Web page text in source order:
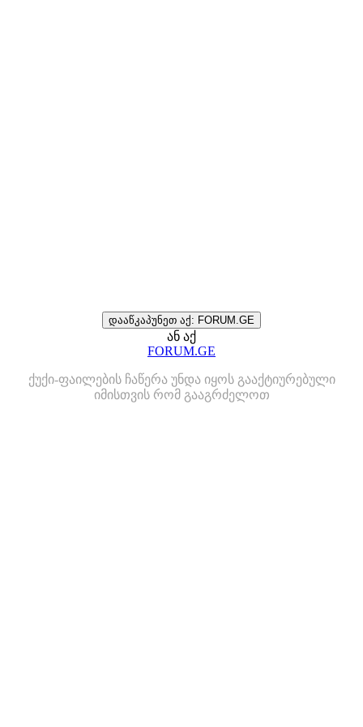
დააწკაპუნეთ აქ: FORUM.GE
ან აქ
FORUM.GE
ქუქი-ფაილების ჩაწერა უნდა იყოს გააქტიურებული
იმისთვის რომ გააგრძელოთ